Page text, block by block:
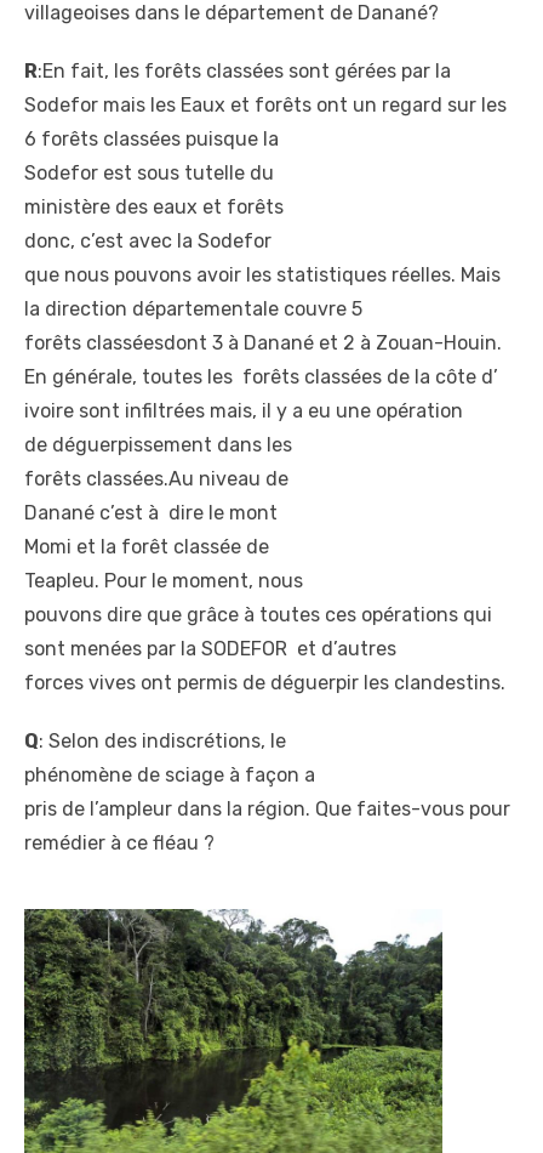
villageoises dans le département de Danané?
R:En fait, les forêts classées sont gérées par la
Sodefor mais les Eaux et forêts ont un regard sur les
6 forêts classées puisque la
Sodefor est sous tutelle du
ministère des eaux et forêts
donc, c’est avec la Sodefor
que nous pouvons avoir les statistiques réelles. Mais
la direction départementale couvre 5
forêts classéesdont 3 à Danané et 2 à Zouan-Houin.
En générale, toutes les forêts classées de la côte d’
ivoire sont infiltrées mais, il y a eu une opération
de déguerpissement dans les
forêts classées.Au niveau de
Danané c’est à dire le mont
Momi et la forêt classée de
Teapleu. Pour le moment, nous
pouvons dire que grâce à toutes ces opérations qui
sont menées par la SODEFOR et d’autres
forces vives ont permis de déguerpir les clandestins.
Q: Selon des indiscrétions, le
phénomène de sciage à façon a
pris de l’ampleur dans la région. Que faites-vous pour
remédier à ce fléau ?